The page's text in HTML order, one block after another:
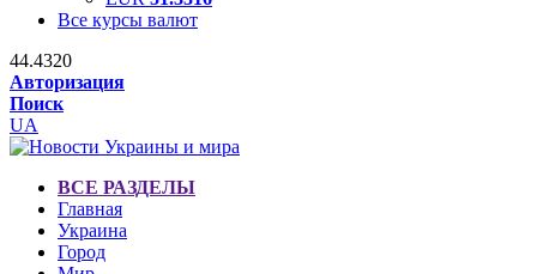
Все курсы валют
44.4320
Авторизация
Поиск
UA
ВСЕ РАЗДЕЛЫ
Главная
Украина
Город